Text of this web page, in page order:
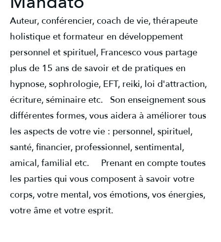
Auteur, conférencier, coach de vie, thérapeute
holistique et formateur en développement
personnel et spirituel, Francesco vous partage
plus de 15 ans de savoir et de pratiques en
hypnose, sophrologie, EFT, reiki, loi d'attraction,
écriture, séminaire etc. Son enseignement sous
différentes formes, vous aidera à améliorer tous
les aspects de votre vie : personnel, spirituel,
santé, financier, professionnel, sentimental,
amical, familial etc. Prenant en compte toutes
les parties qui vous composent à savoir votre
corps, votre mental, vos émotions, vos énergies,
votre âme et votre esprit.